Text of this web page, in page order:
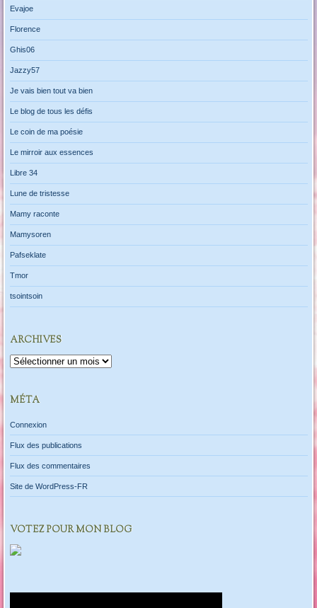
Evajoe
Florence
Ghis06
Jazzy57
Je vais bien tout va bien
Le blog de tous les défis
Le coin de ma poésie
Le mirroir aux essences
Libre 34
Lune de tristesse
Mamy raconte
Mamysoren
Pafseklate
Tmor
tsointsoin
ARCHIVES
Archives
MÉTA
Connexion
Flux des publications
Flux des commentaires
Site de WordPress-FR
VOTEZ POUR MON BLOG